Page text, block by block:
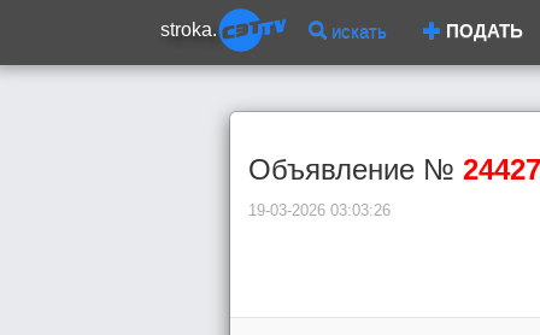
stroka. искать ПОДАТЬ
Объявление № 24427
19-03-2026 03:03:26